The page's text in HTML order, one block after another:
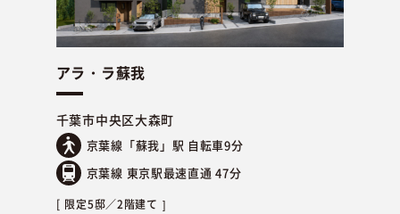
アラ・ラ蘇我
千葉市中央区大森町
京葉線「蘇我」駅 自転車9分
京葉線 東京駅最速直通 47分
限定5邸／2階建て